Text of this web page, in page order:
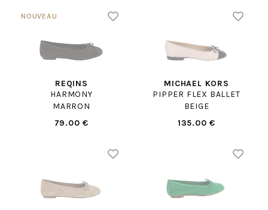
REQINS
HARMONY
MARRON
79.00 €
MICHAEL KORS
PIPPER FLEX BALLET
BEIGE
135.00 €